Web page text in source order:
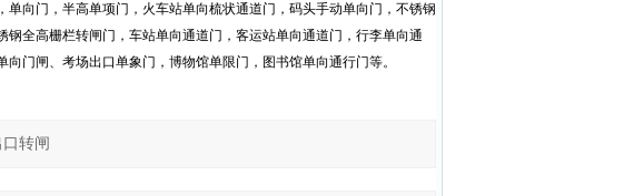
向门，半高单项门，火车站单向梳状通道门，码头手动单向门，不锈钢
全高栅栏转闸门，车站单向通道门，客运站单向通道门，行李单向通
门闸、考场出口单象门，博物馆单限门，图书馆单向通行门等。